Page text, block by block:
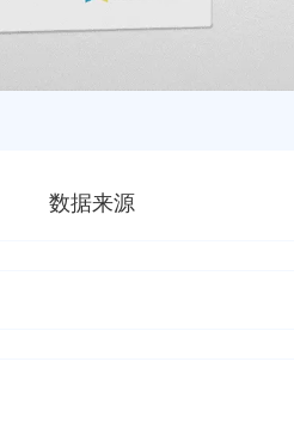
数据来源